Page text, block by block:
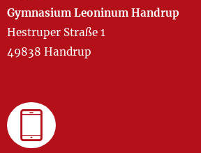
Gymnasium Leoninum Handrup
Hestruper Straße 1
49838 Handrup